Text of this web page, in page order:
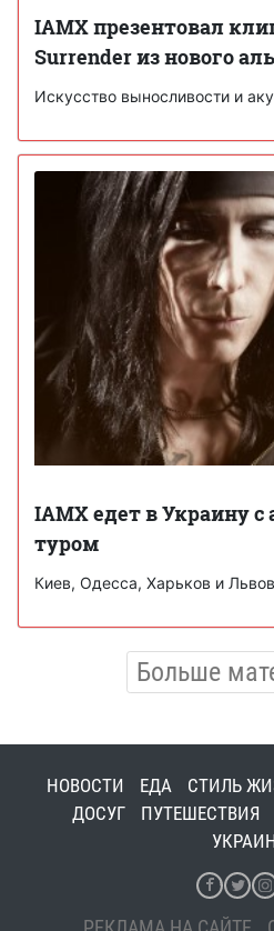
IAMX презентовал
Surrender из нового
Искусство выносливости и
IAMX едет в Украину
туром
Киев, Одесса, Харьков и Львов
Больше
НОВОСТИ ЕДА СТИЛЬ
ДОСУГ
ПУТЕШЕСТВИЯ